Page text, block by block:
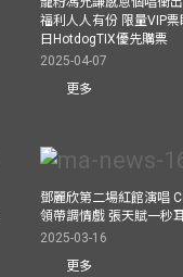
福利人人有份 限量VIP
日HotdogTIX優先購票
2025-04-07
更多
鄧麗欣第二場紅館演唱
領帶調情戲 張天賦一秒
2025-03-16
更多